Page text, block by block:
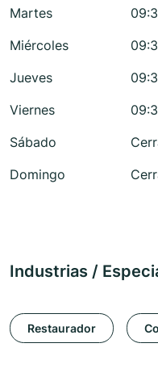
Martes
Miércoles
Jueves
Viernes
Sábado
Domingo
Industrias /
Restaurador